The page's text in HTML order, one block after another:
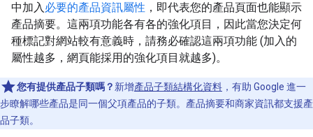
中加入必要的產品資訊屬性 ，即代表您的產品頁面也能顯示
產品摘要。這兩項功能各有各的強化項目，因此當您決定何
種標記對網站較有意義時，請務必確認這兩項功能 (加入的
屬性越多，網頁能採用的強化項目就越多)。
您有提供產品子類嗎？ 新增產品子類結構化資料 ，有助 Google 進一
步瞭解哪些產品是同一個父項產品的子類。產品摘要和商家資訊都支援產
品子類。